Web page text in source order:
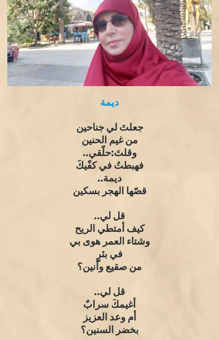
ديمة
جعلتَ لي جناحين
من غيم الحنين
وقلتَ:حلّقي..
فهبطتُ في كفّيكَ
ديمة..
قصّها الهجر بسكين
قل لي..
كيف أمتطي الريح
وشتاء العمر هوى بي
في بئرٍ
من صقيع وأنين؟
قل لي..
أغيمكَ سرابٌ
أم وعد العزيز
بخضر السنين؟